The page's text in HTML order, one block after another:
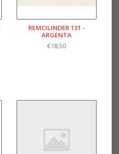
REMCILINDER 131 -
ARGENTA
€18,50